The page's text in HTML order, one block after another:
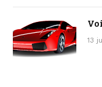
13